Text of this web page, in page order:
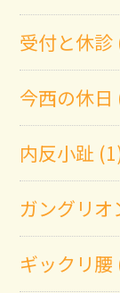
受付と休診
今西の休日
内反小趾
ガングリオ
ギックリ腰